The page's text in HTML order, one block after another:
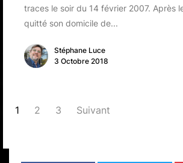
traces le soir du 14 février 2007. Après
quitté son domicile de...
Stéphane Luce
3 Octobre 2018
PAGINATION
1 2 3 Suivant